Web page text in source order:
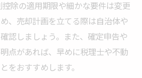
除の適用期限や細かな要件は変更
、売却計画を立てる際は自治体や
認しましょう。また、確定申告や
点があれば、早めに税理士や不動
をおすすめします。